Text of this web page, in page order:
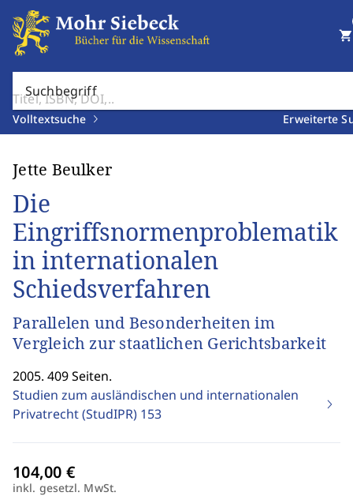
Suchbegriff
Volltextsuche Erweiterte
shopping_cart
Jette Beulker
Die
Eingriffsnormenproblematik
in internationalen
Schiedsverfahren
Parallelen und Besonderheiten im
Vergleich zur staatlichen Gerichtsbarkeit
2005. 409 Seiten.
Studien zum ausländischen und internationalen
Privatrecht (StudIPR) 153
inkl. gesetzl. MwSt.